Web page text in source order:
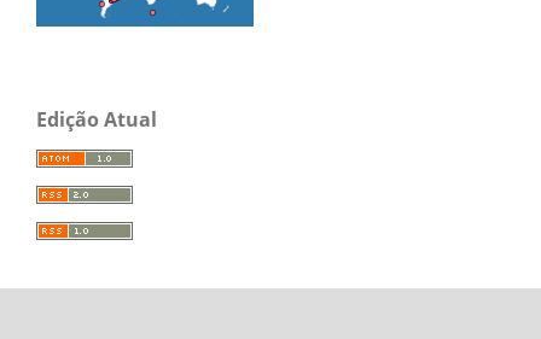
Edição Atual